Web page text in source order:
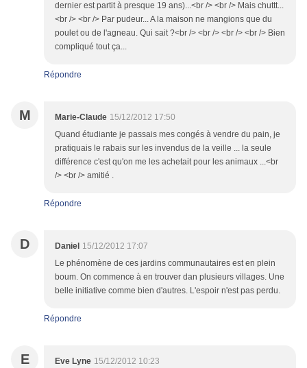
dernier est partit à presque 19 ans)...<br /> <br /> Mais chuttt...
<br /> <br /> Par pudeur... A la maison ne mangions que du
poulet ou de l'agneau. Qui sait ?<br /> <br /> <br /> <br /> Bien
compliqué tout ça...
Répondre
M Marie-Claude 15/12/2012 17:50
Quand étudiante je passais mes congés à vendre du pain, je
pratiquais le rabais sur les invendus de la veille ... la seule
différence c'est qu'on me les achetait pour les animaux ...<br
/> <br /> amitié .
Répondre
D Daniel 15/12/2012 17:07
Le phénomène de ces jardins communautaires est en plein
boum. On commence à en trouver dan plusieurs villages. Une
belle initiative comme bien d'autres. L'espoir n'est pas perdu.
Répondre
E Eve Lyne 15/12/2012 10:23